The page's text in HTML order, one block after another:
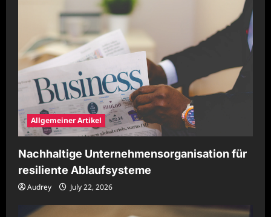
Allgemeiner Artikel
Nachhaltige Unternehmensorganisation für
resiliente Ablaufsysteme
Audrey July 22, 2026